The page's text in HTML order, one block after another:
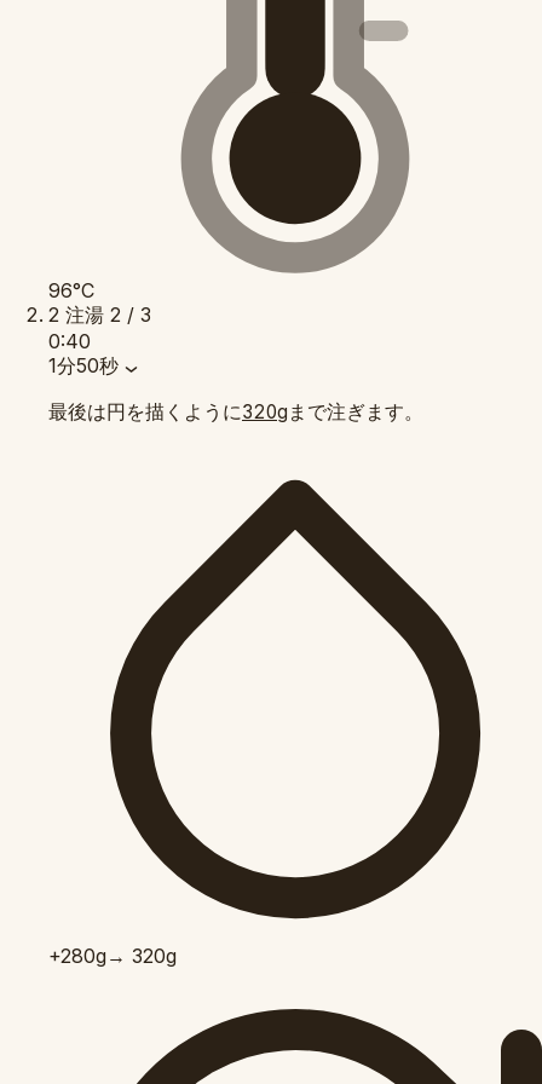
96°C
2 注湯 2 / 3
0:40
1分50秒
最後は円を描くように320g まで注ぎます。
+280g→ 320g